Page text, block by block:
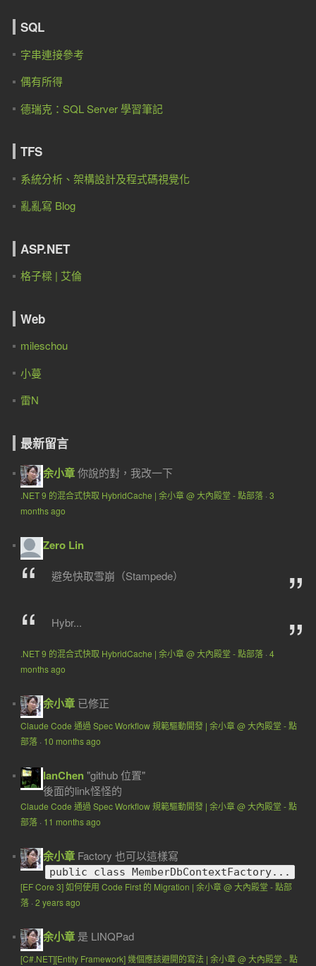
SQL
字串連接參考
偶有所得
德瑞克：SQL Server 學習筆記
TFS
系統分析、架構設計及程式碼視覺化
亂亂寫 Blog
ASP.NET
格子樑 | 艾倫
Web
mileschou
小蔓
雷N
最新留言
余小章你說的對，我改一下
.NET 9 的混合式快取 HybridCache | 余小章 @ 大內殿堂 - 點部落· 3
months ago
Zero Lin
避免快取雪崩（Stampede）
Hybr...
.NET 9 的混合式快取 HybridCache | 余小章 @ 大內殿堂 - 點部落· 4
months ago
余小章 已修正
Claude Code 通過 Spec Workflow 規範驅動開發 | 余小章 @ 大內殿堂 - 點
部落· 10 months ago
IanChen"github 位置"
後面的link怪怪的
Claude Code 通過 Spec Workflow 規範驅動開發 | 余小章 @ 大內殿堂 - 點
部落· 11 months ago
余小章 Factory 也可以這樣寫
public class MemberDbContextFactory...
[EF Core 3] 如何使用 Code First 的 Migration | 余小章 @ 大內殿堂 - 點部
落· 2 years ago
余小章 是 LINQPad
[C#.NET][Entity Framework] 幾個應該避開的寫法 | 余小章 @ 大內殿堂 - 點